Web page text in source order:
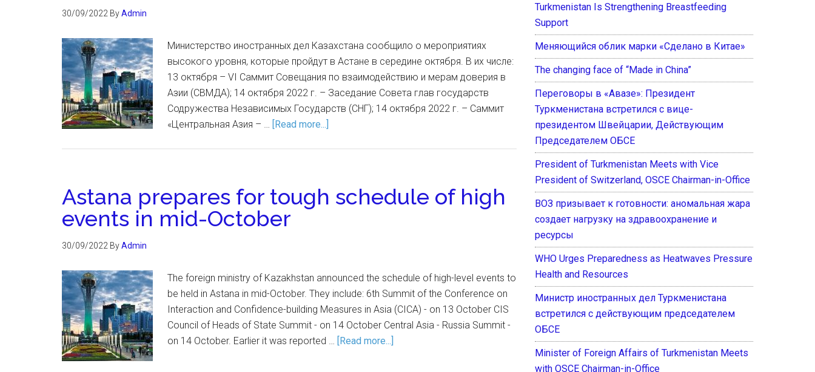
30/09/2022 ByAdmin
Министерство иностранных дел Казахстана сообщило о мероприятиях
высокого уровня, которые пройдут в Астане в середине октября. В их числе:
13 октября – VI Саммит Совещания по взаимодействию и мерам доверия в
Азии (СВМДА); 14 октября 2022 г. – Заседание Совета глав государств
Содружества Независимых Государств (СНГ); 14 октября 2022 г. – Саммит
«Центральная Азия – … [Read more...]
Astana prepares for tough schedule of high
events in mid-October
30/09/2022 ByAdmin
The foreign ministry of Kazakhstan announced the schedule of high-level events to
be held in Astana in mid-October. They include: 6th Summit of the Conference on
Interaction and Confidence-building Measures in Asia (CICA) - on 13 October CIS
Council of Heads of State Summit - on 14 October Central Asia - Russia Summit -
on 14 October. Earlier it was reported … [Read more...]
Turkmenistan Is Strengthening Breastfeeding
Support
Меняющийся облик марки «Сделано в Китае»
The changing face of “Made in China”
Переговоры в «Авазе»: Президент
Туркменистана встретился с вице-
президентом Швейцарии, Действующим
Председателем ОБСЕ
President of Turkmenistan Meets with Vice
President of Switzerland, OSCE Chairman-in-Office
ВОЗ призывает к готовности: аномальная жара
создает нагрузку на здравоохранение и
ресурсы
WHO Urges Preparedness as Heatwaves Pressure
Health and Resources
Министр иностранных дел Туркменистана
встретился с действующим председателем
ОБСЕ
Minister of Foreign Affairs of Turkmenistan Meets
with OSCE Chairman-in-Office